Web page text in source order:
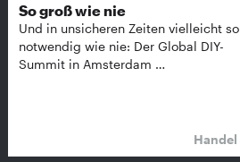
So groß wie nie
Und in unsicheren Zeiten vielleicht so
notwendig wie nie: Der Global DIY-
Summit in Amsterdam …
Handel